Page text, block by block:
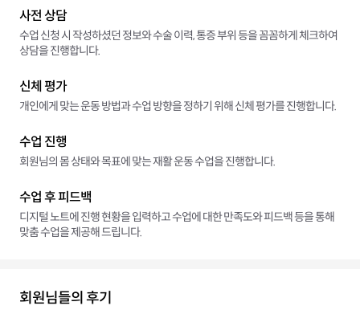
사전 상담
수업 신청 시 작성하셨던 정보와 수술 이력, 통증 부위 등을 꼼꼼하게 체크하여
상담을 진행합니다.
신체 평가
개인에게 맞는 운동 방법과 수업 방향을 정하기 위해 신체 평가를 진행합니다.
수업 진행
회원님의 몸 상태와 목표에 맞는 재활 운동 수업을 진행합니다.
수업 후 피드백
디지털 노트에 진행 현황을 입력하고 수업에 대한 만족도와 피드백 등을 통해
맞춤 수업을 제공해 드립니다.
회원님들의 후기